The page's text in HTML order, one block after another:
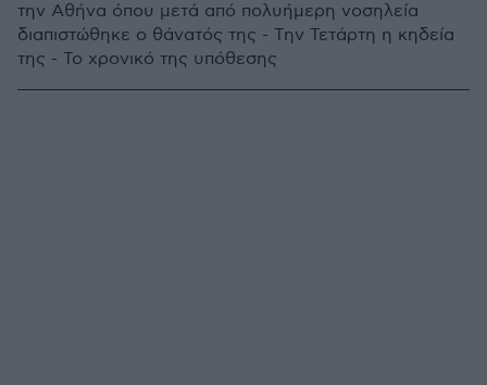
την Αθήνα όπου μετά από πολυήμερη νοσηλεία
διαπιστώθηκε ο θάνατός της - Την Τετάρτη η κηδεία
της - Το χρονικό της υπόθεσης